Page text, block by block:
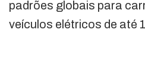
padrões globais para
veículos elétricos de até